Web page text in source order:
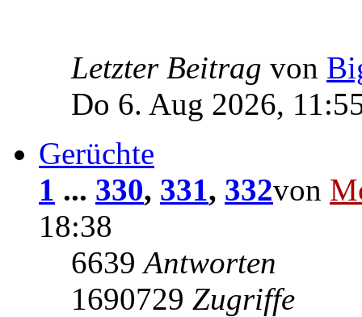
Letzter Beitrag von
Do 6. Aug 2026,
Gerüchte
1 ... 330, 331, 332von
18:38
6639Antworten
1690729 Zugriffe